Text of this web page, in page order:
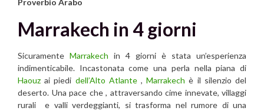
Proverbio Arabo
Marrakech in 4 giorni
Sicuramente Marrakech in 4 giorni è stata un’esperienza
indimenticabile. Incastonata come una perla nella piana di
Haouz ai piedi dell’Alto Atlante,Marrakech è il silenzio del
deserto. Una pace che , attraversando cime innevate, villaggi
rurali e valli verdeggianti, si trasforma nel rumore di una